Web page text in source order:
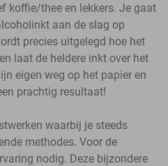
koffie/thee en lekkers. Je gaat
aan de slag op
precies uitgelegd hoe het
laat de heldere inkt over het
eigen weg op het papier en
prachtig resultaat!
waarbij je steeds
methodes. Voor de
nodig. Deze bijzondere